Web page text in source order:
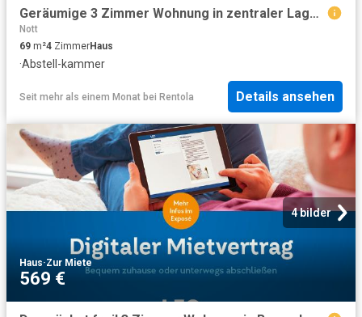
Geräumige 3 Zimmer Wohnung in zentraler Lage – Komfort und Gemütlichkeit in Remscheid Lüttringhausen
Nott
69 m²4 ZimmerHaus
·Abstell-kammer
Seit mehr als einem Monat bei Rentola Details ansehen
4 bilder
Haus·Zur Miete
569 €